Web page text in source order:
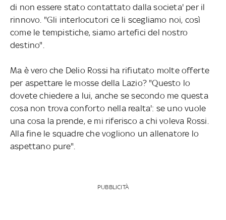
di non essere stato contattato dalla societa' per il
rinnovo. "Gli interlocutori ce li scegliamo noi, così
come le tempistiche, siamo artefici del nostro
destino".
Ma è vero che Delio Rossi ha rifiutato molte offerte
per aspettare le mosse della Lazio? "Questo lo
dovete chiedere a lui, anche se secondo me questa
cosa non trova conforto nella realta': se uno vuole
una cosa la prende, e mi riferisco a chi voleva Rossi.
Alla fine le squadre che vogliono un allenatore lo
aspettano pure".
PUBBLICITÀ